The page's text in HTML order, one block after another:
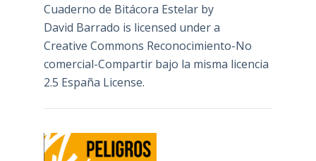
Cuaderno de Bitácora Estelarby
David Barrado is licensed under a
Creative Commons Reconocimiento-No
comercial-Compartir bajo la misma licencia
2.5 España License.